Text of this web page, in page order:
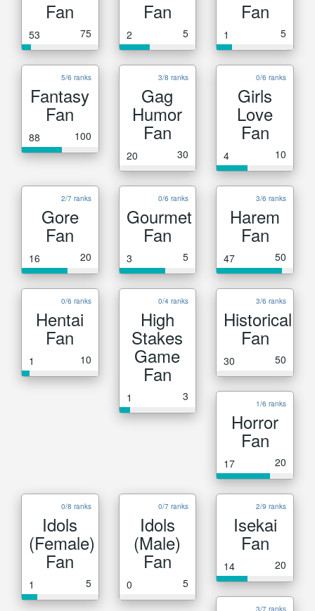
Fan
53 75
Fan
2 5
Fan
1 5
5/6 ranks
Fantasy
Fan
88 100
3/8 ranks
Gag
Humor
Fan
20 30
0/6 ranks
Girls
Love
Fan
4 10
2/7 ranks
Gore
Fan
16 20
0/6 ranks
Gourmet
Fan
3 5
3/6 ranks
Harem
Fan
47 50
0/6 ranks
Hentai
Fan
1 10
0/4 ranks
High
Stakes
Game
Fan
1 3
3/6 ranks
Historical
Fan
30 50
1/6 ranks
Horror
Fan
17 20
0/8 ranks
Idols
(Female)
Fan
1 5
0/7 ranks
Idols
(Male)
Fan
0 5
2/9 ranks
Isekai
Fan
14 20
3/7 ranks